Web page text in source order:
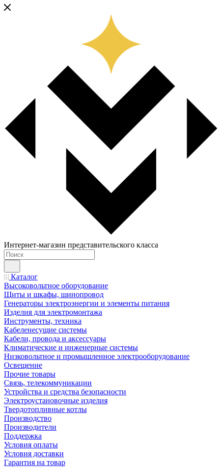
Интернет-магазин представительского класса
Каталог
Высоковольтное оборудование
Щиты и шкафы, шинопровод
Генераторы электроэнергии и элементы питания
Изделия для электромонтажа
Инструменты, техника
Кабеленесущие системы
Кабели, провода и аксессуары
Климатические и инженерные системы
Низковольтное и промышленное электрооборудование
Освещение
Прочие товары
Связь, телекоммуникации
Устройства и средства безопасности
Электроустановочные изделия
Твердотопливные котлы
Производство
Производители
Поддержка
Условия оплаты
Условия доставки
Гарантия на товар